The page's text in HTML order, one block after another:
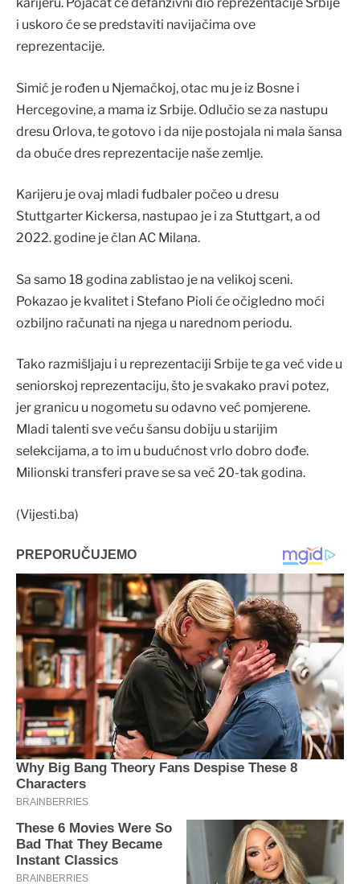
i uskoro će se predstaviti navijačima ove
reprezentacije.
Simić je rođen u Njemačkoj, otac mu je iz Bosne i
Hercegovine, a mama iz Srbije. Odlučio se za nastupu
dresu Orlova, te gotovo i da nije postojala ni mala šansa
da obuće dres reprezentacije naše zemlje.
Karijeru je ovaj mladi fudbaler počeo u dresu
Stuttgarter Kickersa, nastupao je i za Stuttgart, a od
2022. godine je član AC Milana.
Sa samo 18 godina zablistao je na velikoj sceni.
Pokazao je kvalitet i Stefano Pioli će očigledno moći
ozbiljno računati na njega u narednom periodu.
Tako razmišljaju i u reprezentaciji Srbije te ga već vide u
seniorskoj reprezentaciju, što je svakako pravi potez,
jer granicu u nogometu su odavno već pomjerene.
Mladi talenti sve veću šansu dobiju u starijim
selekcijama, a to im u budućnost vrlo dobro dođe.
Milionski transferi prave se sa već 20-tak godina.
(Vijesti.ba)